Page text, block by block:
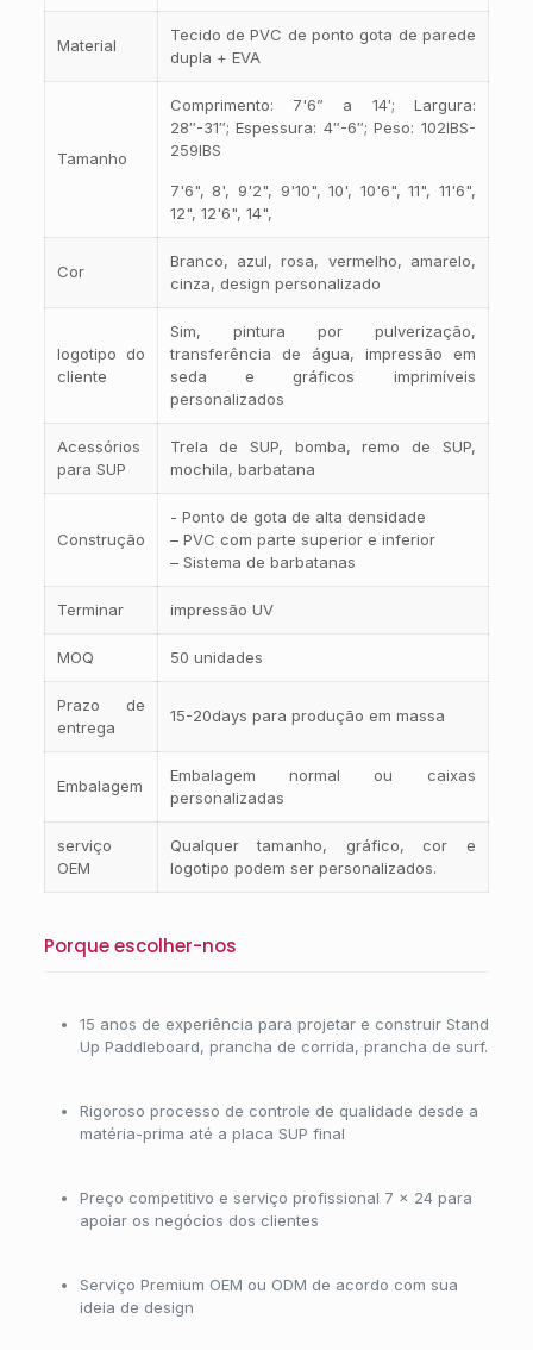
Material
Tecido de PVC de ponto gota de parede
dupla + EVA
Tamanho
Comprimento: 7'6” a 14′; Largura:
28″-31″; Espessura: 4″-6″; Peso: 102IBS-
259IBS
7'6", 8', 9'2", 9'10", 10', 10'6", 11", 11'6",
12", 12'6", 14",
Cor
Branco, azul, rosa, vermelho, amarelo,
cinza, design personalizado
logotipo do
cliente
Sim, pintura por pulverização,
transferência de água, impressão em
seda e gráficos imprimíveis
personalizados
Acessórios
para SUP
Trela de SUP, bomba, remo de SUP,
mochila, barbatana
Construção
- Ponto de gota de alta densidade
– PVC com parte superior e inferior
– Sistema de barbatanas
Terminar impressão UV
MOQ 50 unidades
Prazo de
entrega
15-20days para produção em massa
Embalagem
Embalagem normal ou caixas
personalizadas
serviço
OEM
Qualquer tamanho, gráfico, cor e
logotipo podem ser personalizados.
Porque escolher-nos
15 anos de experiência para projetar e construir Stand
Up Paddleboard, prancha de corrida, prancha de surf.
Rigoroso processo de controle de qualidade desde a
matéria-prima até a placa SUP final
Preço competitivo e serviço profissional 7 × 24 para
apoiar os negócios dos clientes
Serviço Premium OEM ou ODM de acordo com sua
ideia de design